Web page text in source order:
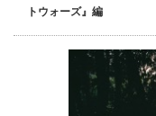
トウォーズ』編